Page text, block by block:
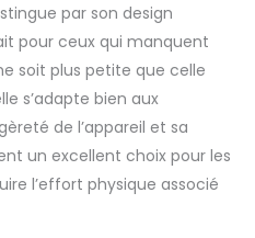
de vapeur
jusqu'à 80 g/min
un coup de vapeur
de 200 g/min Toujours
à portée de main :
adieu à la
à repasser
Votre
par son design
pour ceux qui manquent
soit plus petite que celle
s’adapte bien aux
de l’appareil et sa
un excellent choix pour les
l’effort physique associé